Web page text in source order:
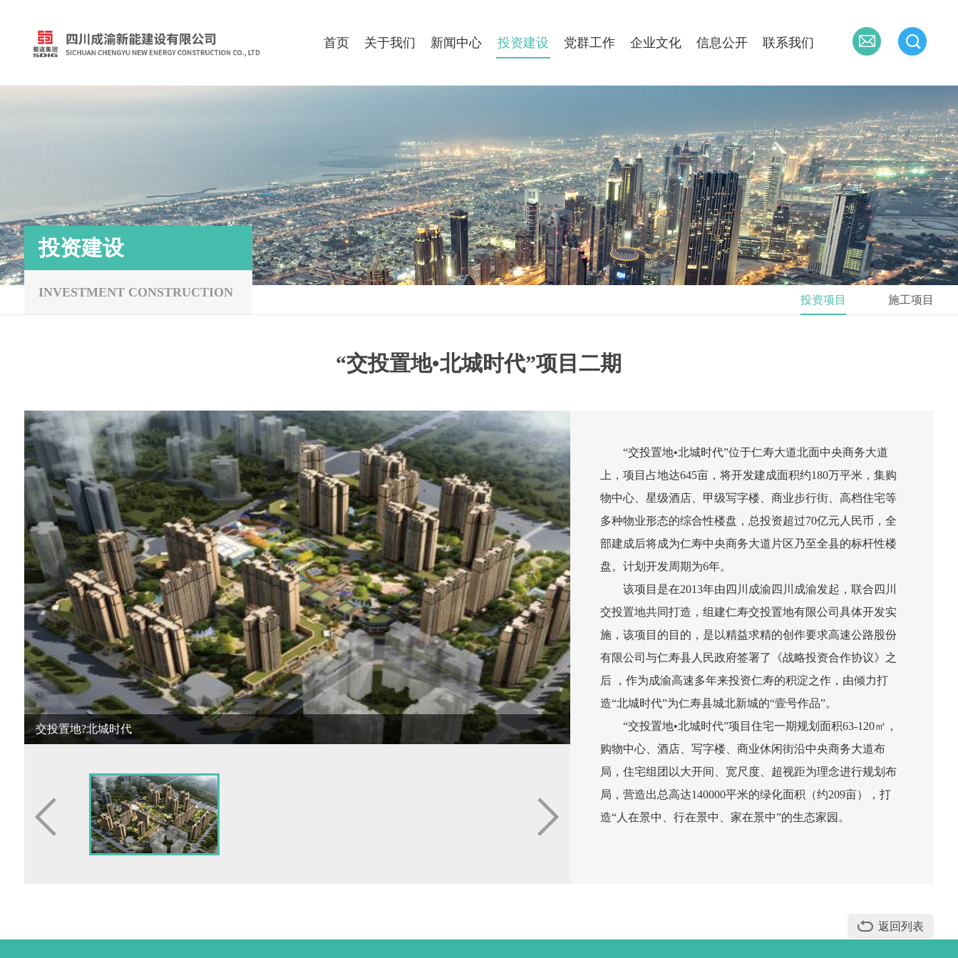
首页 关于我们 新闻中心 投资建设 党群工作 企业文化 信息公开 联系我们
投资建设
INVESTMENT CONSTRUCTION
投资项目 施工项目
“交投置地•北城时代”项目二期
交投置地?北城时代
“交投置地•北城时代”位于仁寿大道北面中央商务大道
上，项目占地达645亩，将开发建成面积约180万平米，集购
物中心、星级酒店、甲级写字楼、商业步行街、高档住宅等
多种物业形态的综合性楼盘，总投资超过70亿元人民币，全
部建成后将成为仁寿中央商务大道片区乃至全县的标杆性楼
盘。计划开发周期为6年。
该项目是在2013年由四川成渝四川成渝发起，联合四川
交投置地共同打造，组建仁寿交投置地有限公司具体开发实
施，该项目的目的，是以精益求精的创作要求高速公路股份
有限公司与仁寿县人民政府签署了《战略投资合作协议》之
后 ，作为成渝高速多年来投资仁寿的积淀之作，由倾力打
造“北城时代”为仁寿县城北新城的“壹号作品”。
“交投置地•北城时代”项目住宅一期规划面积63-120㎡，
购物中心、酒店、写字楼、商业休闲街沿中央商务大道布
局，住宅组团以大开间、宽尺度、超视距为理念进行规划布
局，营造出总高达140000平米的绿化面积（约209亩），打
造“人在景中、行在景中、家在景中”的生态家园。
返回列表